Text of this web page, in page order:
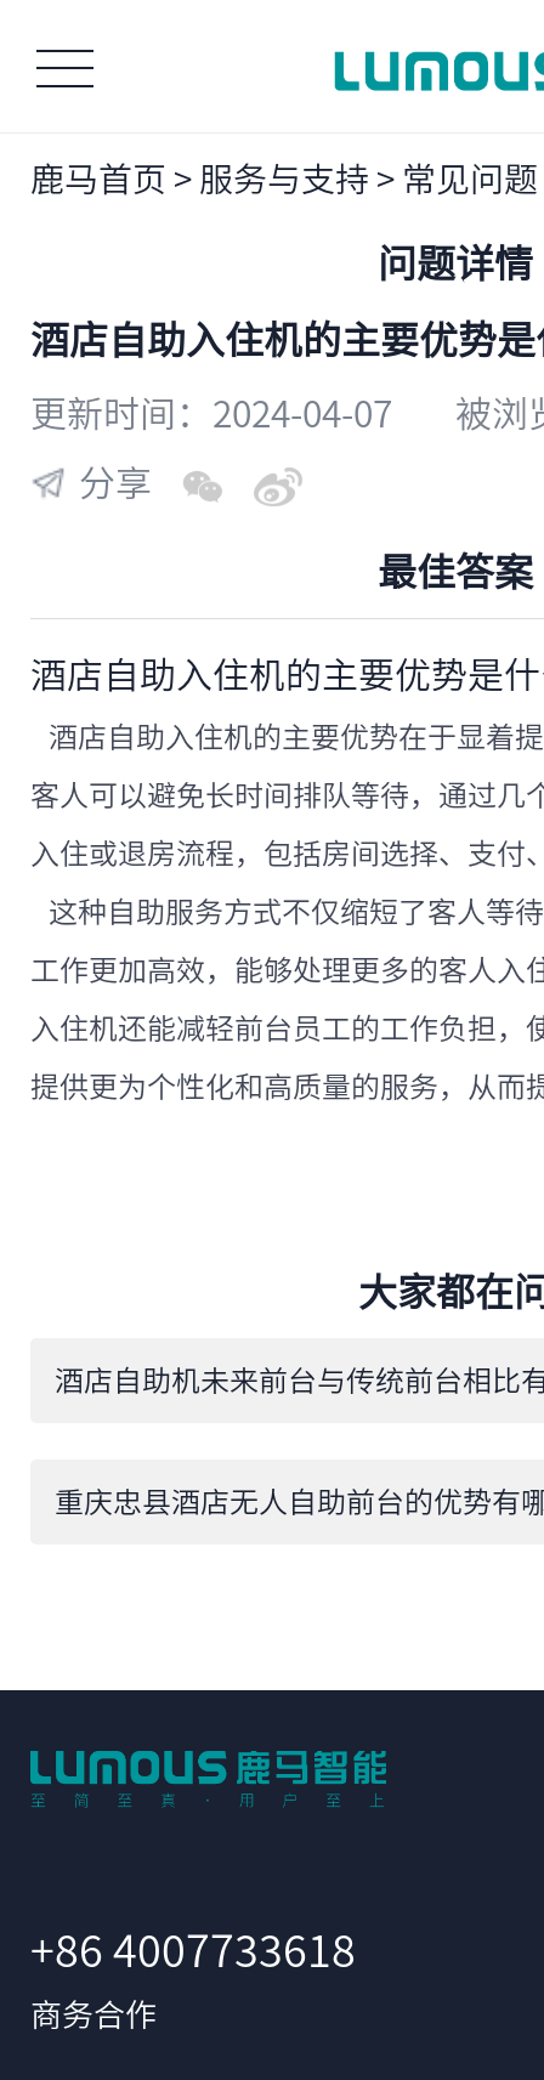
鹿马首页 > 服务与支持 > 常见问题
问题详情
酒店自助入住机的主要优势
更新时间：2024-04-07
被浏
分享
最佳答案
酒店自助入住机的主要优势是
酒店自助入住机的主要优势在于显着
客人可以避免长时间排队等待，通过几
入住或退房流程，包括房间选择、支付
这种自助服务方式不仅缩短了客人等
工作更加高效，能够处理更多的客人入
入住机还能减轻前台员工的工作负担，
提供更为个性化和高质量的服务，从而
大家都在
重庆忠县酒店无人自助前台的优势有
+86 4007733618
商务合作